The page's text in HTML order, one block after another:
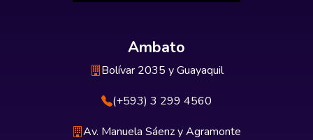
Ambato
Bolívar 2035 y Guayaquil
(+593) 3 299 4560
Av. Manuela Sáenz y Agramonte